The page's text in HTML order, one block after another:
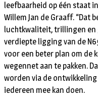
leefbaarheid op één staat
Willem Jan de Graaff. “Dat
luchtkwaliteit, trillingen en
verdiepte ligging van de
voor een beter plan om de
wegennet aan te pakken.
worden via de
iedereen mee kan doen.